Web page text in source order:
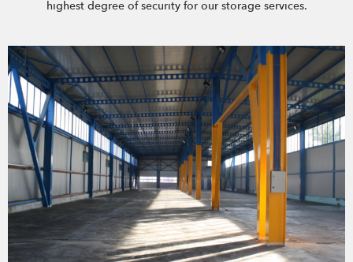
highest degree of security for our storage services.